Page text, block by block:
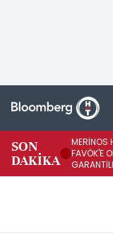
SON
DAKİKA
MERİNOS
FAVÖK'E